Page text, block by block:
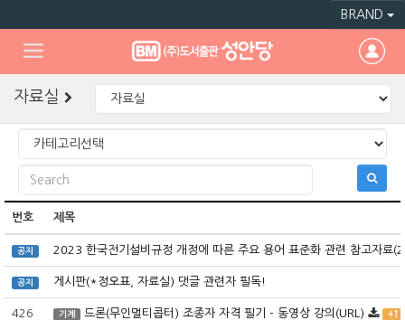
BRAND
자료실
번호 제목
공지 2023 한국전기설비규정 개정에 따른 주요 용어 표준화 관련 참고자료
공지 게시판(*정오표, 자료실) 댓글 관련자 필독!
426 기계 드론(무인멀티콥터) 조종자 자격 필기 - 동영상 강의(URL) +1